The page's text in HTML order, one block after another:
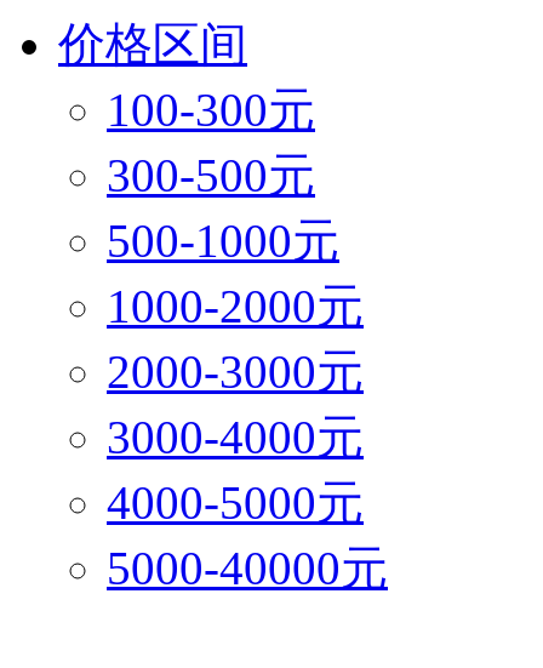
价格区间
100-300元
300-500元
500-1000元
1000-2000元
2000-3000元
3000-4000元
4000-5000元
5000-40000元